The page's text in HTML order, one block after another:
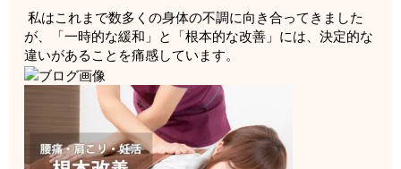
私はこれまで数多くの身体の不調に向き合ってきました
が、「一時的な緩和」と「根本的な改善」には、決定的な
違いがあることを痛感しています。